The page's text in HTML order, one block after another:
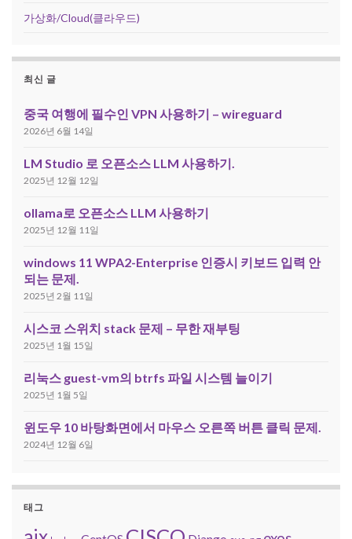
가상화/Cloud(클라우드)
최신 글
중국 여행에 필수인 VPN 사용하기 – wireguard
2026년 6월 14일
LM Studio 로 오픈소스 LLM 사용하기.
2025년 12월 12일
ollama로 오픈소스 LLM 사용하기
2025년 12월 11일
windows 11 WPA2-Enterprise 인증시 키보드 입력 안
되는 문제.
2025년 2월 11일
시스코 스위치 stack 문제 – 무한 재부팅
2025년 1월 15일
리눅스 guest-vm의 btrfs 파일 시스템 늘이기
2025년 1월 5일
윈도우 10 바탕화면에서 마우스 오른쪽 버튼 클릭 문제.
2024년 12월 6일
태그